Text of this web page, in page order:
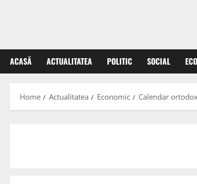
ACASĂ ACTUALITATEA POLITIC SOCIAL
Home Actualitatea Economic Calendar